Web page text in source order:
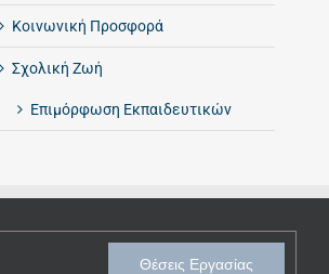
Κοινωνική Προσφορά
Σχολική Ζωή
Επιμόρφωση Εκπαιδευτικών
Θέσεις Εργασίας